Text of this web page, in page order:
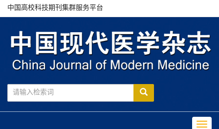
中国高校科技期刊集群服务平台